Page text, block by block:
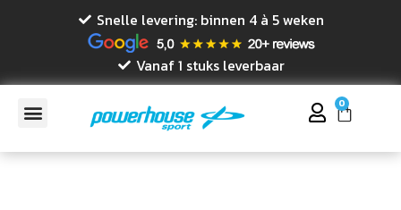
Snelle levering: binnen 4 à 5 weken
Vanaf 1 stuks leverbaar
0